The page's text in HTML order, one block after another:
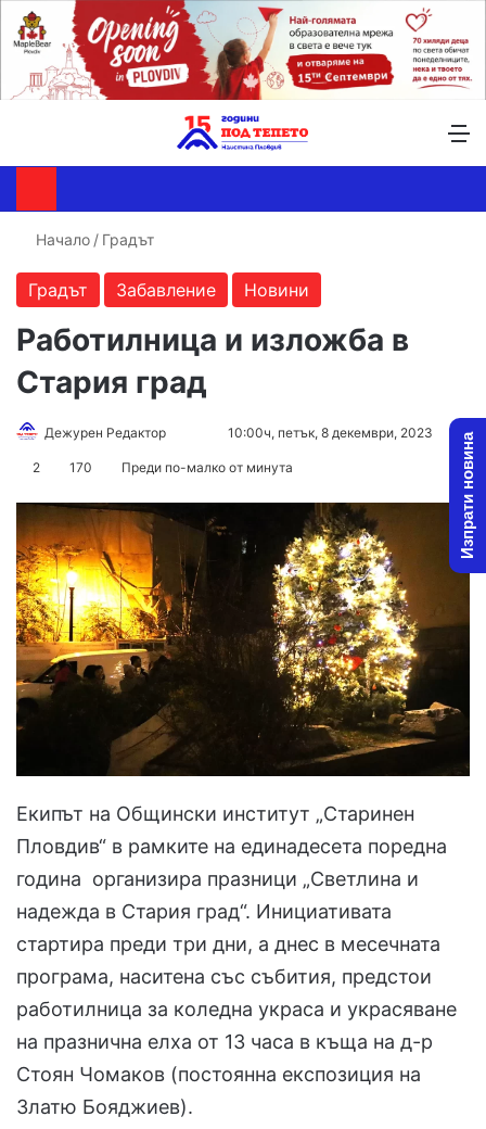
Начало / Градът
Градът Забавление Новини
Работилница и изложба в
Стария град
Дежурен Редактор
Send10:00ч, петък, 8 декември, 2023
2 170 Преди по-малко от минута
Екипът на Общински институт „Старинен
Пловдив“ в рамките на единадесета поредна
година организира празници „Светлина и
надежда в Стария град“. Инициативата
стартира преди три дни, а днес в месечната
програма, наситена със събития, предстои
работилница за коледна украса и украсяване
на празнична елха от 13 часа в къща на д-р
Стоян Чомаков (постоянна експозиция на
Златю Бояджиев).
Изпрати новина